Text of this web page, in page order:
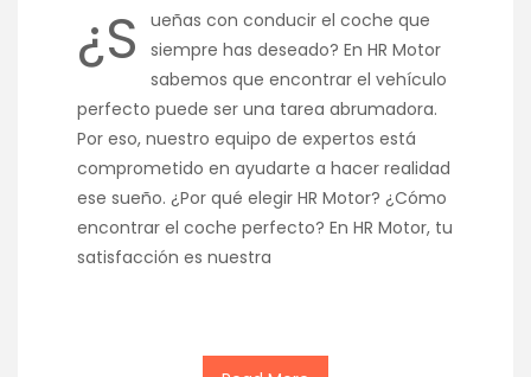
¿S
ueñas con conducir el coche que
siempre has deseado? En HR Motor
sabemos que encontrar el vehículo
perfecto puede ser una tarea abrumadora.
Por eso, nuestro equipo de expertos está
comprometido en ayudarte a hacer realidad
ese sueño. ¿Por qué elegir HR Motor? ¿Cómo
encontrar el coche perfecto? En HR Motor, tu
satisfacción es nuestra